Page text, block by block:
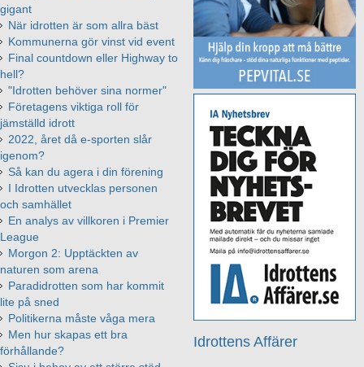
Idrottens Affärer
gigant
När idrotten är som allra bäst
Kommunerna gör vinst vid event
Final countdown eller Highway to
hell?
"Idrotten behöver sina normer"
Företagens viktiga roll för
jämställd idrott
2022, året då e-sporten slår
igenom?
Så kan du agera i din förening
I Idrotten utvecklas personen
och samhället
En analys av villkoren i Premier
League
Morgon 2: Upptäckten av
naturen som arena
Paradidrotten som har kommit
lite på sned
Politikerna måste våga mera
Men hur skapas ett bra
förhållande?